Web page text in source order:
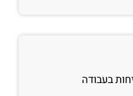
בעבודה